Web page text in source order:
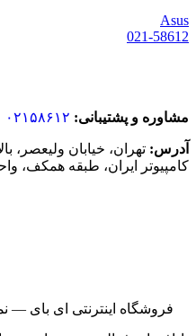
Asus
021-58612
مشاوره و پشتیبانی: ۰۲۱۵۸۶۱۲
آدرس: تهران، خیابان ولیعصر،
کامپیوتر ایران، طبقه همکف، واحد
فروشگاه اینترنتی ای‌ بای —